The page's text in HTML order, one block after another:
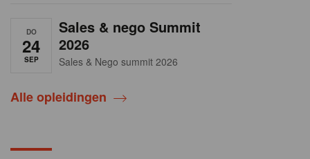
DO
24
SEP
Sales & nego Summit
2026
Sales & Nego summit 2026
Alle opleidingen